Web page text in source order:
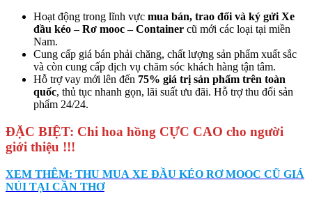
Hoạt động trong lĩnh vực mua bán, trao đổi và ký gửi Xe
đầu kéo – Rơ mooc – Container cũ mới các loại tại miền
Nam.
Cung cấp giá bán phải chăng, chất lượng sản phẩm xuất sắc
và còn cung cấp dịch vụ chăm sóc khách hàng tận tâm.
Hỗ trợ vay mới lên đến 75% giá trị sản phẩm trên toàn
quốc, thủ tục nhanh gọn, lãi suất ưu đãi. Hỗ trợ thu đổi sản
phẩm 24/24.
ĐẶC BIỆT: Chi hoa hồng CỰC CAO cho người
giới thiệu !!!
XEM THÊM: THU MUA XE ĐẦU KÉO RƠ MOOC CŨ GIÁ
NÚI TẠI CẦN THƠ